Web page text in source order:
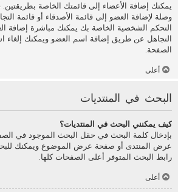
يمكنك إضافة الأعضاء إلى قائمتك الخاصة
وصلة لإضافة العضو إلى قائمة الأصدقاء أو قائمة
التحكم الشخصية الخاصة بك يمكنك مباشرة إضافة
التجاهل عن طريق إضافة اسم العضو ويمكنك
الصفحة.
أعلى
البحث في المنتديات
كيف يمكنني البحث في المنتديات؟
بإدخال كلمة البحث في حقل البحث الموجود في
عرض المنتدى أو صفحة عرض الموضوع ويمكنك
رابط البحث المتوفر أعلى الصفحات كلها.
أعلى